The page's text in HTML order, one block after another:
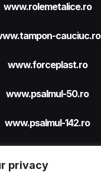
privacy
www.rolemetalice.ro
cauciuc.ro
www.forceplast.ro
www.psalmul-50.ro
www.psalmul-142.ro
cu sprijinul